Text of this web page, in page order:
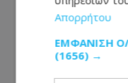
Απορρήτου
ΕΜΦΆΝΙΣΗ
(1656) →